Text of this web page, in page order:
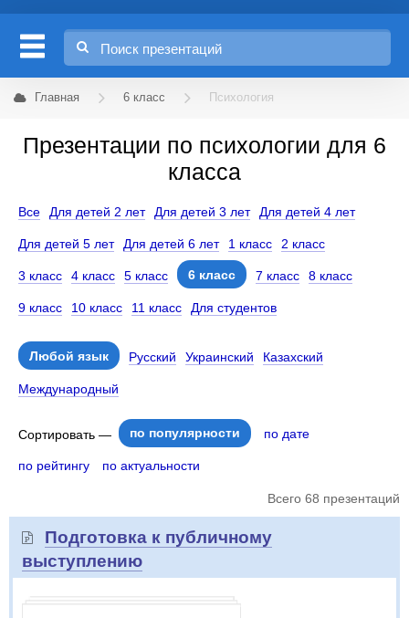
Главная 6 класс Психология
Презентации по психологии для 6
класса
Все Для детей 2 лет Для детей 3 лет Для детей 4 лет
Для детей 5 лет Для детей 6 лет 1 класс 2 класс
3 класс 4 класс 5 класс 6 класс 7 класс 8 класс
9 класс 10 класс 11 класс Для студентов
Любой язык Русский Украинский Казахский
Международный
Сортировать — по популярности по дате
по рейтингу по актуальности
Всего 68 презентаций
Подготовка к публичному
выступлению